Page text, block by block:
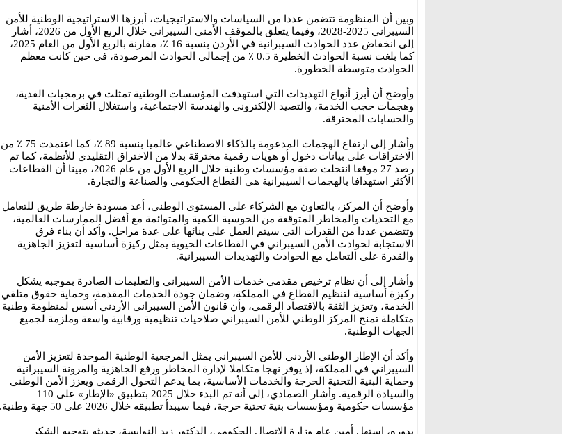
وبين أن المنظومة تتضمن عددا من السياسات والاستراتيجيات، أبرزها الاستراتيجية الوطنية للأمن
السيبراني 2025-2028، وفيما يتعلق بالموقف الأمني السيبراني خلال الربع الأول من 2026، أشار
إلى انخفاض عدد الحوادث السيبرانية في الأردن بنسبة 16 ٪، مقارنة بالربع الأول من العام 2025،
كما بلغت نسبة الحوادث الخطيرة 0.5 ٪ من إجمالي الحوادث المرصودة، في حين كانت معظم
الحوادث متوسطة الخطورة.
وأوضح أن أبرز أنواع التهديدات التي استهدفت المؤسسات الوطنية تمثلت في برمجيات الفدية،
وهجمات حجب الخدمة، والتصيد الإلكتروني والهندسة الاجتماعية، واستغلال الثغرات الأمنية
والحسابات المخترقة.
وأشار إلى ارتفاع الهجمات المدعومة بالذكاء الاصطناعي عالميا بنسبة 89 ٪، كما اعتمدت 75 ٪ من
الاختراقات على بيانات دخول أو هويات رقمية مخترقة بدلا من الاختراق التقليدي للأنظمة، كما تم
رصد 27 موقعا انتحلت صفة مؤسسات وطنية خلال الربع الأول من عام 2026، مبينا أن القطاعات
الأكثر استهدافا بالهجمات السيبرانية هي القطاع الحكومي والصناعة والتجارة.
وأوضح أن المركز، بالتعاون مع الشركاء على المستوى الوطني، أعد مسودة خارطة طريق للتعامل
مع التحديات والمخاطر المتوقعة من الحوسبة الكمية والمتوائمة مع أفضل الممارسات العالمية،
وتتضمن عددا من القدرات التي سيتم العمل على بنائها على عدة مراحل. وأكد أن بناء فرق
الاستجابة لحوادث الأمن السيبراني في القطاعات الحيوية يمثل ركيزة أساسية لتعزيز الجاهزية
والقدرة على التعامل مع الحوادث والتهديدات السيبرانية.
وأشار إلى أن نظام ترخيص مقدمي خدمات الأمن السيبراني والتعليمات الصادرة بموجبه يشكل
ركيزة أساسية لتنظيم القطاع في المملكة، وضمان جودة الخدمات المقدمة، وحماية حقوق متلقي
الخدمة، وتعزيز الثقة بالاقتصاد الرقمي، وأن قانون الأمن السيبراني الأردني أسس لمنظومة وطنية
متكاملة تمنح المركز الوطني للأمن السيبراني صلاحيات تنظيمية ورقابية واسعة وملزمة لجميع
الجهات الوطنية.
وأكد أن الإطار الوطني الأردني للأمن السيبراني يمثل المرجعية الوطنية الموحدة لتعزيز الأمن
السيبراني في المملكة، إذ يوفر نهجا متكاملا لإدارة المخاطر ورفع الجاهزية والمرونة السيبرانية
وحماية البنية التحتية الحرجة والخدمات الأساسية، بما يدعم التحول الرقمي ويعزز الأمن الوطني
والسيادة الرقمية. وأشار الصمادي، إلى أنه تم البدء خلال 2025 بتطبيق «الإطار» على 110
مؤسسات حكومية ومؤسسات بنية تحتية حرجة، فيما سيبدأ تطبيقه خلال 2026 على 50 جهة وطنية.
بدوره، استهل أمين عام وزارة الاتصال الحكومي، الدكتور زيد النوايسة، حديثه بتوجيه الشكر